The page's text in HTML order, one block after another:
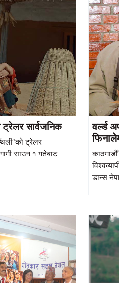
ट्रेलर सार्वजनिक
ट्रेलर
साउन १ गतेबाट
वर्ल्ड
डान्स